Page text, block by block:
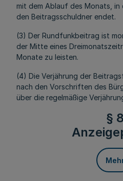
mit dem Ablauf des Monats, in
den Beitragsschuldner endet.
(3) Der Rundfunkbeitrag ist
der Mitte eines
Monate zu leisten.
(4) Die Verjährung der
nach den Vorschriften des
über die regelmäßige
§ 8